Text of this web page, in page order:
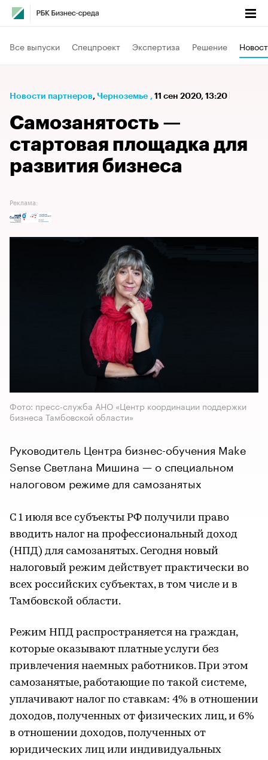
Все выпуски Спецпроект Экспертиза Решение
Новости партнеров⁠, Черноземье , 11 сен 2020, 13:20
Самозанятость —
стартовая площадка для
развития бизнеса
Реклама:
Фото: пресс-служба АНО «Центр координации поддержки
бизнеса Тамбовской области»
Руководитель Центра бизнес-обучения Make
Sense Светлана Мишина — о специальном
налоговом режиме для самозанятых
С 1 июля все субъекты РФ получили право
вводить налог на профессиональный доход
(НПД) для самозанятых. Сегодня новый
налоговый режим действует практически во
всех российских субъектах, в том числе и в
Тамбовской области.
Режим НПД распространяется на граждан,
которые оказывают платные услуги без
привлечения наемных работников. При этом
самозанятые, работающие по такой системе,
уплачивают налог по ставкам: 4% в отношении
доходов, полученных от физических лиц, и 6%
в отношении доходов, полученных от
юридических лиц или индивидуальных